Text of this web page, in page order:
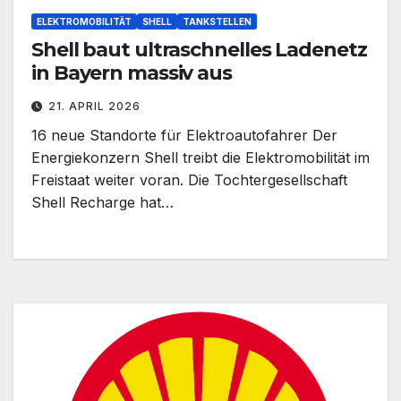
ELEKTROMOBILITÄT SHELL TANKSTELLEN
Shell baut ultraschnelles Ladenetz
in Bayern massiv aus
21. APRIL 2026
16 neue Standorte für Elektroautofahrer Der
Energiekonzern Shell treibt die Elektromobilität im
Freistaat weiter voran. Die Tochtergesellschaft
Shell Recharge hat…